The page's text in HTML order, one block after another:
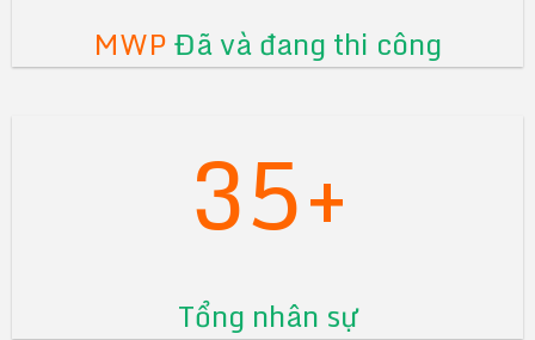
MWPĐã và đang thi công
35+
Tổng nhân sự